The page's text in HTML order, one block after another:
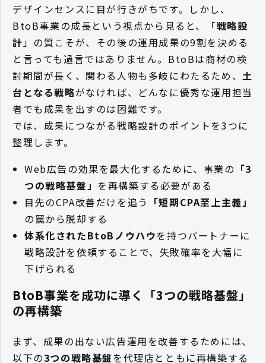
デザインセンスに目が行きがちです。しかし、
BtoB事業の成長という視点から見ると、「戦略設
計 」の質こそが、その後の運用成果の9割を決める
と言っても過言ではありません。BtoBは商材の検
討期間が長く、関わる人物も多岐にわたるため、 土
台となる戦略がなければ、どんなに優秀な運用担当
者でも成果を出すのは困難です。
では、成果につながる戦略設計のポイントを3つに
整理します。
Web広告の効果を最大化するために、事業の 「3
つの戦略基盤」 を再構築する必要がある
目先のCPA改善だけを追う
「短期CPA至上主義」
の罠から脱却する
体系化されたBtoBノウハウを持つパートナーに
戦略設計を依頼することで、失敗確率を大幅に
下げられる
BtoB事業を成功に導く「3つの戦略基盤」
の再構築
まず、成果の出ない広告運用を改善するためには、
以下の3つの戦略基盤を代理店とともに再構築する